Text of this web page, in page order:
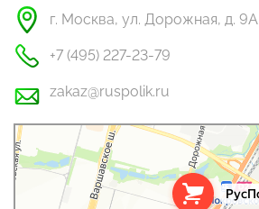
г. Москва, ул. Дорожная, д. 9А
+7 (495) 227-23-79
zakaz@ruspolik.ru
РусПолик
Оргстекло, поликарбонат в Москве
Строительные и отделочные работы в Москве